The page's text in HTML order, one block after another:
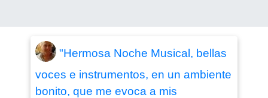
"Hermosa Noche Musical, bellas
voces e instrumentos, en un ambiente
bonito, que me evoca a mis